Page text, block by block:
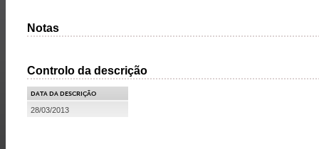
Notas
Controlo da descrição
DATA DA DESCRIÇÃO
28/03/2013